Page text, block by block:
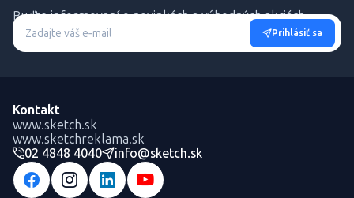
Buďte informovaní o novinkách a výhodných akciách.
Prihlásiť sa
Kontakt
www.sketch.sk
www.sketchreklama.sk
02 4848 4040
info@sketch.sk